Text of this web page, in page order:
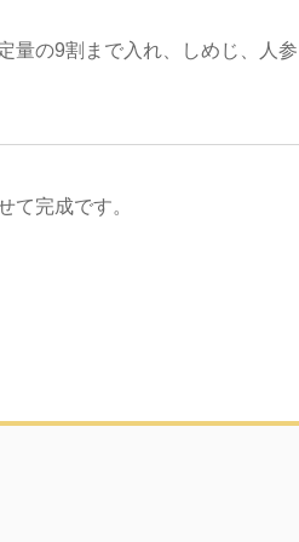
量の9割まで入れ、しめじ、人
て完成です。